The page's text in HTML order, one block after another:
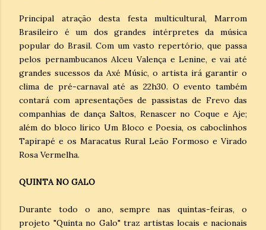
Principal atração desta festa multicultural, Marrom
Brasileiro é um dos grandes intérpretes da música
popular do Brasil. Com um vasto repertório, que passa
pelos pernambucanos Alceu Valença e Lenine, e vai até
grandes sucessos da Axé Músic, o artista irá garantir o
clima de pré-carnaval até as 22h30. O evento também
contará com apresentações de passistas de Frevo das
companhias de dança Saltos, Renascer no Coque e Aje;
além do bloco lírico Um Bloco e Poesia, os caboclinhos
Tapirapé e os Maracatus Rural Leão Formoso e Virado
Rosa Vermelha.
QUINTA NO GALO
Durante todo o ano, sempre nas quintas-feiras, o
projeto "Quinta no Galo" traz artistas locais e nacionais